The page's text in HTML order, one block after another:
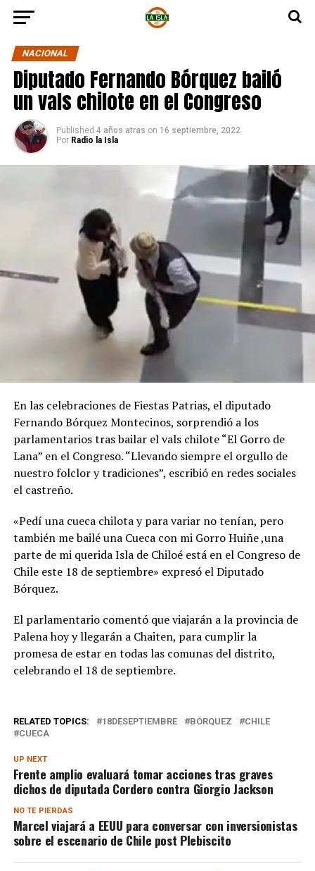
NACIONAL
Diputado Fernando Bórquez bailó
un vals chilote en el Congreso
Published 4 años atras on 16 septiembre, 2022
Por Radio la Isla
En las celebraciones de Fiestas Patrias, el diputado
Fernando Bórquez Montecinos, sorprendió a los
parlamentarios tras bailar el vals chilote “El Gorro de
Lana” en el Congreso. “Llevando siempre el orgullo de
nuestro folclor y tradiciones”, escribió en redes sociales
el castreño.
«Pedí una cueca chilota y para variar no tenían, pero
también me bailé una Cueca con mi Gorro Huiñe ,una
parte de mi querida Isla de Chiloé está en el Congreso de
Chileeste 18 de septiembre» expresó el Diputado
Bórquez.
El parlamentario comentó que viajarán a la provincia de
Palena hoy y llegarán a Chaiten, para cumplir la
promesa de estar entodas las comunas del distrito,
celebrando el 18 de septiembre.
RELATED TOPICS: 18DESEPTIEMBRE BÓRQUEZ
CHILE
CUECA
UP NEXT
Frente amplio evaluará tomar acciones tras graves
dichos de diputada Cordero contra Giorgio Jackson
NO TE PIERDAS
Marcel viajará a EEUU para conversar con inversionistas
sobre el escenario de Chile post Plebiscito